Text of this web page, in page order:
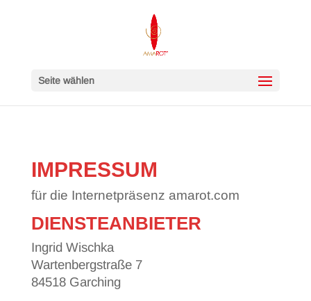
Seite wählen
IMPRESSUM
für die Internetpräsenz amarot.com
DIENSTEANBIETER
Ingrid Wischka
Wartenbergstraße 7
84518 Garching